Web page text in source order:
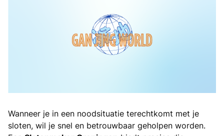
Wanneer je in een noodsituatie terechtkomt met je
sloten, wil je snel en betrouwbaar geholpen worden.